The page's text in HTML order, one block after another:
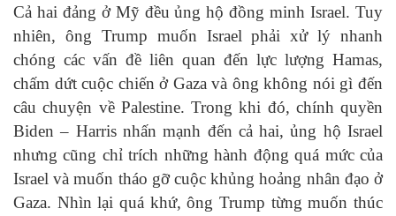
Cả hai đảng ở Mỹ đều ủng hộ đồng minh Israel. Tuy
nhiên, ông Trump muốn Israel phải xử lý nhanh
chóng các vấn đề liên quan đến lực lượng Hamas,
chấm dứt cuộc chiến ở Gaza và ông không nói gì đến
câu chuyện về Palestine. Trong khi đó, chính quyền
Biden – Harris nhấn mạnh đến cả hai, ủng hộ Israel
nhưng cũng chỉ trích những hành động quá mức của
Israel và muốn tháo gỡ cuộc khủng hoảng nhân đạo ở
Gaza. Nhìn lại quá khứ, ông Trump từng muốn thúc